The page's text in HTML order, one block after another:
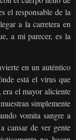
el responsable de la
a la carretera en
a mi parecer, es la
en un auténtico
está el virus que
el mayor aliciente
simplemente
vomita sangre a
cansar de ver gente